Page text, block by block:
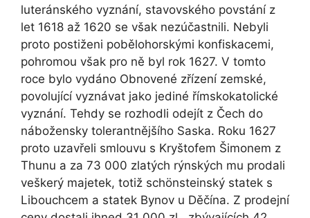
luteránského vyznání, stavovského povstání z
let 1618 až 1620 se však nezúčastnili. Nebyli
proto postiženi pobělohorskými konfiskacemi,
pohromou však pro ně byl rok 1627. V tomto
roce bylo vydáno Obnovené zřízení zemské,
povolující vyznávat jako jediné římskokatolické
vyznání. Tehdy se rozhodli odejít z Čech do
nábožensky tolerantnějšího Saska. Roku 1627
proto uzavřeli smlouvu s Kryštofem Šimonem z
Thunu a za 73 000 zlatých rýnských mu prodali
veškerý majetek, totiž schönsteinský statek s
Libouchcem a statek Bynov u Děčína. Z prodejní